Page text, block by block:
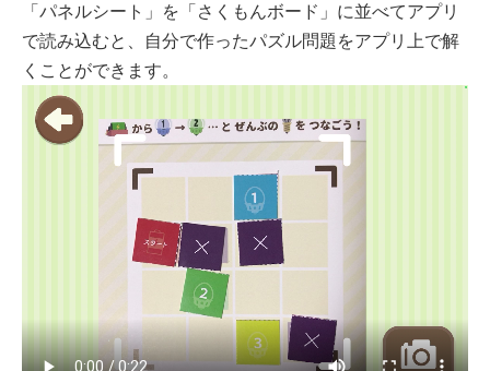
「パネルシート」を「さくもんボード」に並べてアプリ
で読み込むと、自分で作ったパズル問題をアプリ上で解
くことができます。